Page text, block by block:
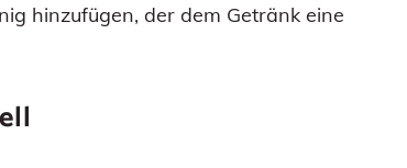
hinzufügen, der dem Getränk eine